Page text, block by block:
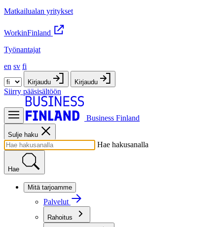
Matkailualan yritykset
WorkinFinland
Työnantajat
en sv fi
Kirjaudu Kirjaudu
Siirry pääsisältöön
Business Finland
Sulje haku
Hae hakusanalla
Hae
Mitä tarjoamme
Palvelut
Rahoitus